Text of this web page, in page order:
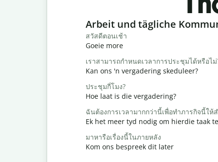
Slide 1 of 6
Arbeit und tägliche
สวัสดีตอนเช้า
Goeie more
เราสามารถกำหนดเวลาการประชุมได้หรือไม่
Kan ons 'n vergadering skeduleer?
ประชุมกี่โมง?
Hoe laat is die vergadering?
ฉันต้องการเวลามากกว่านี้เพื่อทำภารกิจนี้ให้
Ek het meer tyd nodig om hierdie taak
มาหารือเรื่องนี้ในภายหลัง
Kom ons bespreek dit later